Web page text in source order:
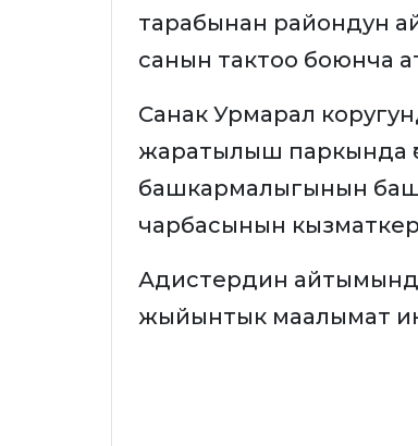
тарабынан райондун
санын тактоо боюнча
Санак Урмарал
жаратылыш паркында
башкармалыгынын
чарбасынын
Адистердин
жыйынтык маалымат